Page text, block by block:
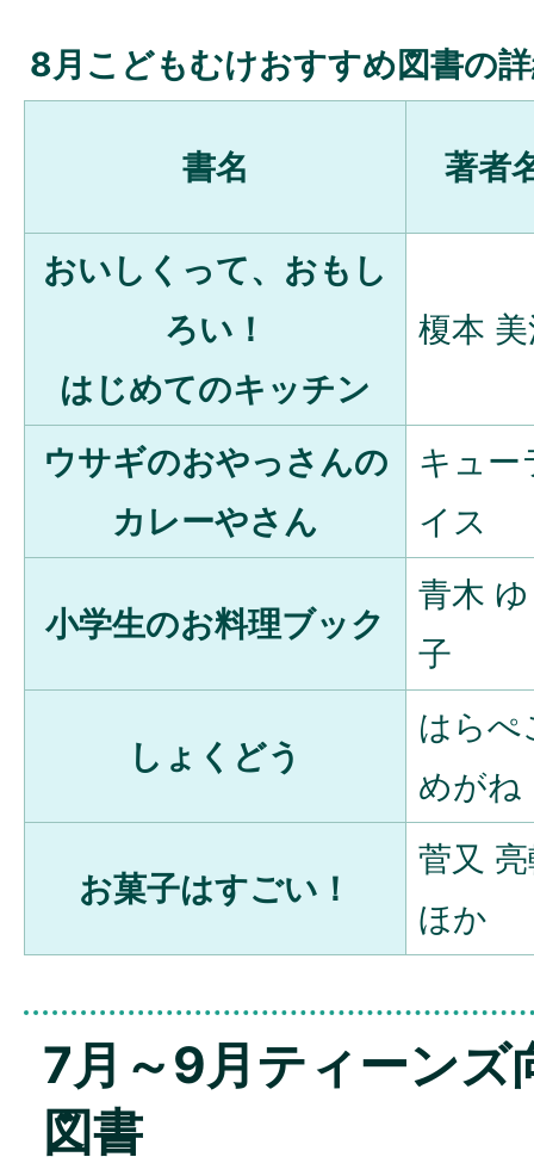
8月こどもむけおすすめ図書の
書名 著者
おいしくって、おもし
ろい！
はじめてのキッチン
榎本
ウサギのおやっさんの
カレーやさん
キュー
イス
小学生のお料理ブック
青木
子
しょくどう
はらぺ
めがね
お菓子はすごい！
菅又
ほか
7月～9月ティーンズ
図書